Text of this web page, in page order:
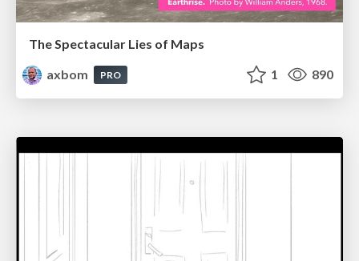
The Spectacular Lies of Maps
axbom
PRO 1 890